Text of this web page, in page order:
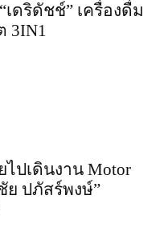
ดริดัชช์” เครื่องดื่ม
3IN1
ไปเดินงาน Motor
ปภัสร์พงษ์”